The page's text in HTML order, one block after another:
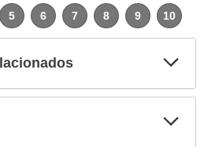
5 6 7 8 9 10